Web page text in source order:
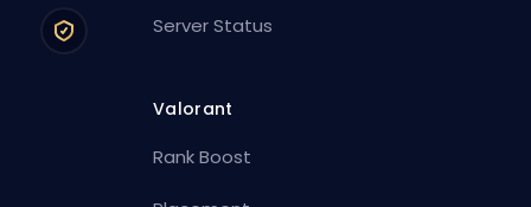
Server Status
Valorant
Rank Boost